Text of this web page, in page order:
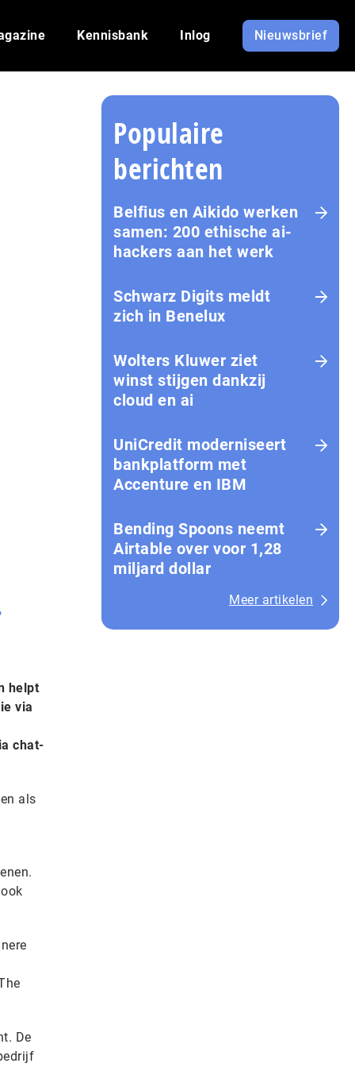
Kennisbank Inlog Nieuwsbrief
helpt
via
chat-
als
De
Populaire
berichten
Belfius en Aikido werken
samen: 200 ethische ai-
hackers aan het werk
Schwarz Digits meldt
zich in Benelux
Wolters Kluwer ziet
winst stijgen dankzij
cloud en ai
UniCredit moderniseert
bankplatform met
Accenture en IBM
Bending Spoons neemt
Airtable over voor 1,28
miljard dollar
Meer artikelen